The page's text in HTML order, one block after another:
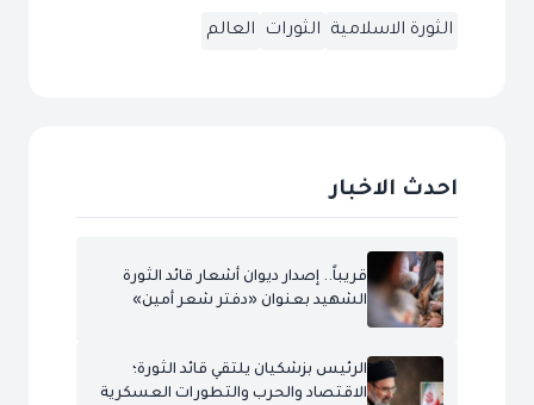
الثورة الاسلامية الثورات العالم
احدث الاخبار
قريباً.. إصدار ديوان أشعار قائد الثورة
الشهيد بعنوان «دفتر شعر أمين»
الرئيس بزشكيان يلتقي قائد الثورة؛
الاقتصاد والحرب والتطورات العسكرية